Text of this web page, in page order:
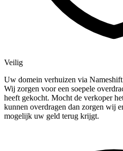
Veilig
Uw domein verhuizen via
Wij zorgen voor een soepele
heeft gekocht. Mocht de verkoper
kunnen overdragen dan zorgen wij
mogelijk uw geld terug krijgt.